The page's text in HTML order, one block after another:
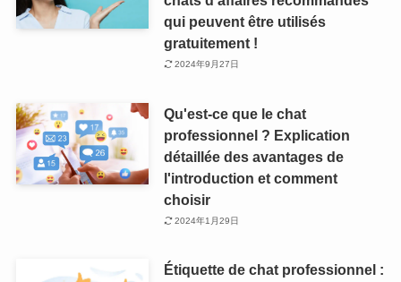
qui peuvent être utilisés
gratuitement !
2024年9月27日
Qu'est-ce que le chat
professionnel ? Explication
détaillée des avantages de
l'introduction et comment
choisir
2024年1月29日
Étiquette de chat professionnel :